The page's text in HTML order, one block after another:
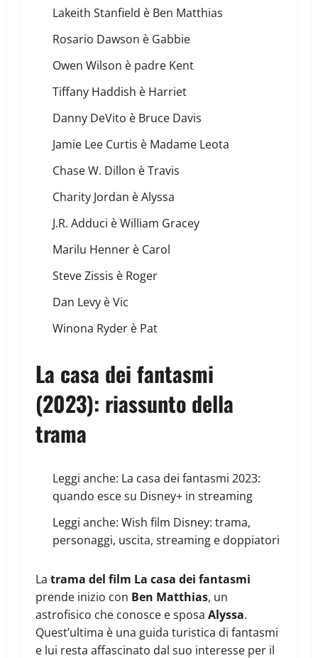
Lakeith Stanfield è Ben Matthias
Rosario Dawson è Gabbie
Owen Wilson è padre Kent
Tiffany Haddish è Harriet
Danny DeVito è Bruce Davis
Jamie Lee Curtis è Madame Leota
Chase W. Dillon è Travis
Charity Jordan è Alyssa
J.R. Adduci è William Gracey
Marilu Henner è Carol
Steve Zissis è Roger
Dan Levy è Vic
Winona Ryder è Pat
La casa dei fantasmi
(2023): riassunto della
trama
Leggi anche: La casa dei fantasmi 2023:
quando esce su Disney+ in streaming
Leggi anche: Wish film Disney: trama,
personaggi, uscita, streaming e doppiatori
La trama del film La casa dei fantasmi
prende inizio con Ben Matthias, un
astrofisico che conosce e sposa Alyssa.
Quest’ultima è una guida turistica di fantasmi
e lui resta affascinato dal suo interesse per il